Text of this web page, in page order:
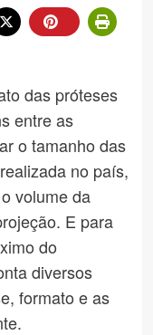
das próteses
entre as
o tamanho das
no país,
volume da
E para
do
diversos
formato e as